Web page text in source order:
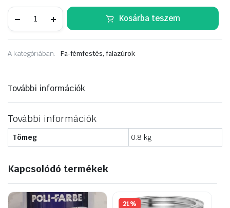
Pflege-
0,75L
mennyiség
Kosárba teszem
A kategóriában: Fa-fémfestés, falazúrok
További információk
További információk
Tömeg 0.8 kg
Kapcsolódó termékek
21%